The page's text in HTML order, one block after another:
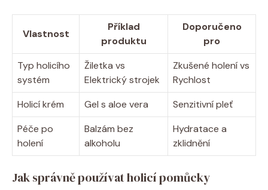
Vlastnost
Příklad
produktu
Doporučeno
pro
Typ holicího
systém
Žiletka vs
Elektrický strojek
Zkušené holení vs
Rychlost
Holicí krém
Gel s aloe vera
Senzitivní pleť
Péče po
holení
Balzám bez
alkoholu
Hydratace a
zklidnění
Jak správně používat holicí pomůcky